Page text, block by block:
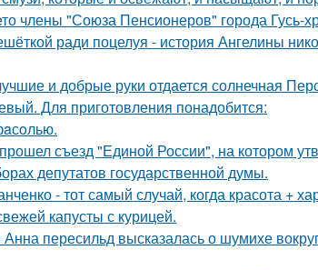
члены "Союза Пенсионеров" города Гусь-
ради поцелуя - история Ангелины
и добрые руки отдается солнечная
Для приготовления понадобится:
съезд "Единой России", на котором
депутатов государственной думы.
- тот самый случай, когда красота +
капусты с курицей.
Анна пересильд высказалась о шумихе